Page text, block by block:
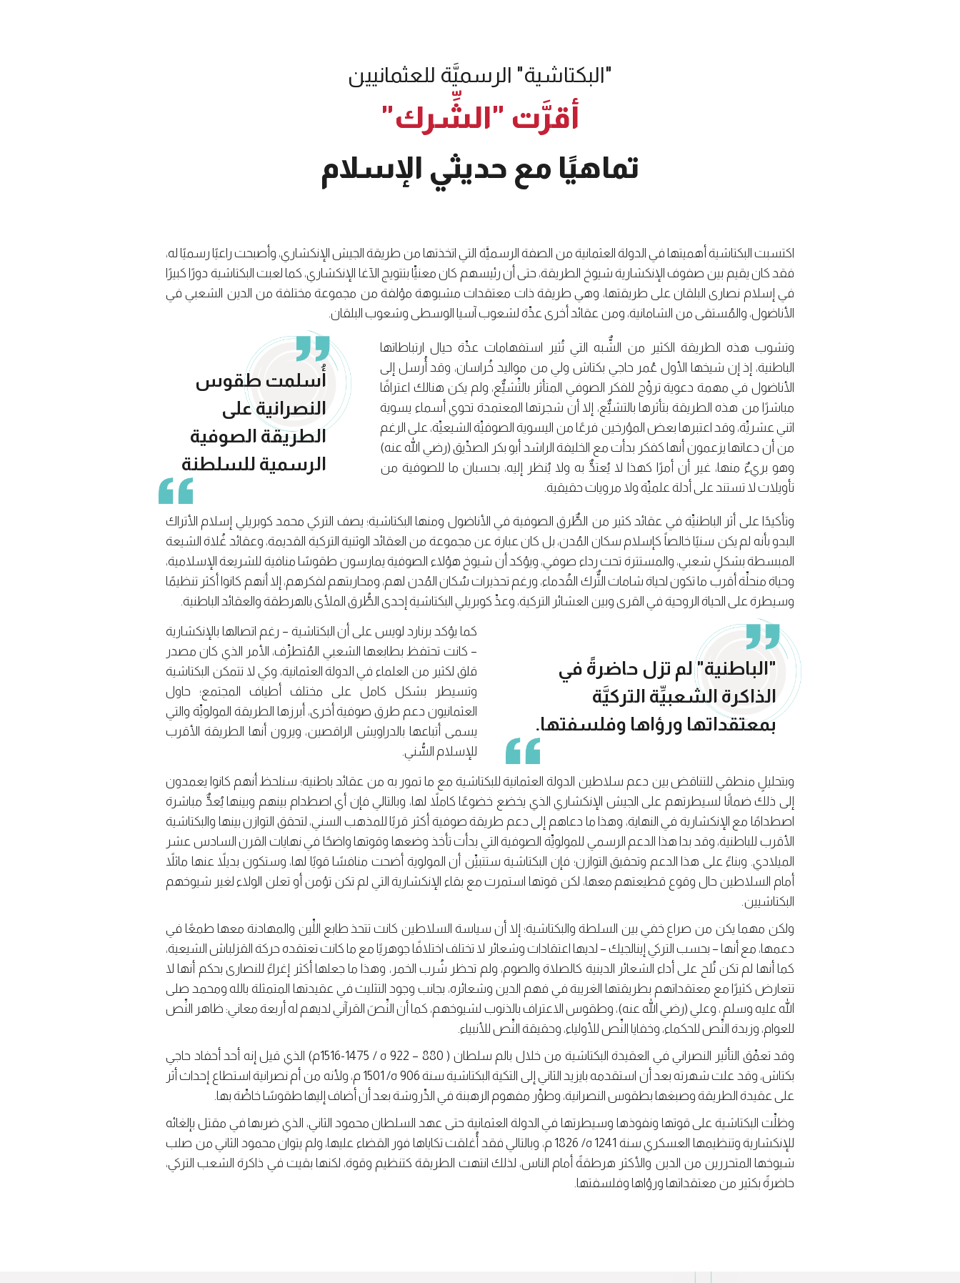
"البكتاشية" الرسميَّة للعثمانيين
أقرَّت "الشِّرك"
تماهيًا مع حديثي الإسلام
اكتسبت البكتاشية أهميتها في الدولة العثمانية من الصفة الرسميَّة التي اتخذتها من طريقة الجيش الإنكشاري، وأصبحت راعيًا رسميًا له،
فقد كان يقيم بين صفوف الإنكشارية شيوخ الطريقة، حتى أن رئيسهم كان معنيٍّا بتتويج الآغا الإنكشاري، كما لعبت البكتاشية دورًا كبيرًا
في إسلام نصارى البلقان على طريقتها، وهي طريقة ذات معتقدات مشبوهة مؤلفة من مجموعة مختلفة من الدين الشعبي في
الأناضول، والمُستقى من الشامانية، ومن عقائد أخرى عدِّة لشعوب آسيا الوسطى وشعوب البلقان.
وتشوب هذه الطريقة الكثير من الشٌّبه التي تُثير استفهامات عدِّة حيال ارتباطاتها
الباطنية، إذ إن شيخها الأول عُمر حاجي بكتاش ولي من مواليد خُراسان، وقد أُرسل إلى
الأناضول في مهمة دعوية تروِّج للفكر الصوفي المتأثر بالتِّشيٌّع، ولم يكن هنالك اعترافًا
مباشرًا من هذه الطريقة بتأثرها بالتشيٌّع، إلا أن شجرتها المعتمدة تحوي أسماء يسوية
اثني عشريِّة، وقد اعتبرها بعض المؤرخين فرعًا من اليسوية الصوفيِّة الشيعيِّة، على الرغم
من أن دعاتها يزعمون أنها كفكر بدأت مع الخليفة الراشد أبو بكر الصدِّيق (رضي الله عنه)
وهو بريءٌ منها، غير أن أمرًا كهذا لا يُعتدٌّ به ولا يُنظر إليه، بحسبان ما للصوفية من
تأويلات لا تستند على أدلة علميِّة ولا مرويات حقيقية.
أُسلمت طقوس
النصرانية على
الطريقة الصوفية
الرسمية للسلطنة
وتأكيدًا على أثر الباطنيِّة في عقائد كثير من الطٌّرق الصوفية في الأناضول ومنها البكتاشية؛ يصف التركي محمد كوبريلي إسلام الأتراك
البدو بأنه لم يكن سنيًا خالصاً كإسلام سكان المُدن، بل كان عبارة عن مجموعة من العقائد الوثنية التركية القديمة، وعقائد غُلاة الشيعة
المبسطة بشكلٍ شعبي، والمستترة تحت رداء صوفي، ويؤكد أن شيوخ هؤلاء الصوفية يمارسون طقوسًا منافية للشريعة الإسلامية،
وحياة منحلِّة أقرب ما تكون لحياة شامات التٌّرك القُدماء، ورغم تحذيرات سُكان المُدن لهم، ومحاربتهم لفكرهم، إلا أنهم كانوا أكثر تنظيمًا
وسيطرة على الحياة الروحية في القرى وبين العشائر التركية، وعدِّ كوبريلي البكتاشية إحدى الطُّرق الملأى بالهرطقة والعقائد الباطنية.
"الباطنية" لم تزل حاضرةً في
الذاكرة الشعبيِّة التركيَّة
بمعتقداتها ورؤاها وفلسفتها.
كما يؤكد برنارد لويس على أن البكتاشية – رغم اتصالها بالإنكشارية
– كانت تحتفظ بطابعها الشعبي المُتطرِّف، الأمر الذي كان مصدر
قلق لكثير من العلماء في الدولة العثمانية، وكي لا تتمكن البكتاشية
وتسيطر بشكل كامل على مختلف أطياف المجتمع؛ حاول
العثمانيون دعم طرق صوفية أخرى، أبرزها الطريقة المولويِّة والتي
يسمى أتباعها بالدراويش الراقصين، ويرون أنها الطريقة الأقرب
للإسلام السُّني.
وبتحليلٍ منطقي للتناقض بين دعم سلاطين الدولة العثمانية للبكتاشية مع ما تمور به من عقائد باطنية؛ سنلحظ أنهم كانوا يعمدون
إلى ذلك ضمانًا لسيطرتهم على الجيش الإنكشاري الذي يخضع خضوعًا كاملاً لها، وبالتالي فإن أي اصطدام بينهم وبينها يُعدٌّ مباشرة
اصطدامًا مع الإنكشارية في النهاية، وهذا ما دعاهم إلى دعم طريقة صوفية أكثر قربًا للمذهب السني، لتحقق التوازن بينها والبكتاشية
الأقرب للباطنية، وقد بدا هذا الدعم الرسمي للمولويِّة الصوفية التي بدأت تأخذ وضعها وقوتها واضحًا في نهايات القرن السادس عشر
الميلادي. وبناءً على هذا الدعم وتحقيق التوازن؛ فإن البكتاشية ستتبيِّن أن المولوية أضحت منافسًا قويًا لها، وستكون بديلاً عنها ماثلاً
أمام السلاطين حال وقوع قطيعتهم معها، لكن قوتها استمرت مع بقاء الإنكشارية التي لم تكن تؤمن أو تعلن الولاء لغير شيوخهم
البكتاشيين.
ولكن مهما يكن من صراع خفي بين السلطة والبكتاشية؛ إلا أن سياسة السلاطين كانت تتحذ طابع اللِّين والمهادنة معها طمعًا في
دعمها، مع أنها – بحسب التركي إينالجيك – لديها اعتقادات وشعائر لا تختلف اختلافًا جوهريًا مع ما كانت تعتقده حركة القزلباش الشيعية،
كما أنها لم تكن تُلح على أداء الشعائر الدينية كالصلاة والصوم، ولم تحظر شُرب الخمر، وهذا ما جعلها أكثر إغراءً للنصارى بحكم أنها لا
تتعارض كثيرًا مع معتقداتهم بطريقتها الغريبة في فهم الدين وشعائره، بجانب وجود التثليث في عقيدتها المتمثلة بالله ومحمد صلى
الله عليه وسلم ، وعلي (رضي الله عنه)، وطقوس الاعتراف بالذنوب لشيوخهم، كما أن النِّصَ القرآني لديهم له أربعة معاني: ظاهر النِّص
للعوام، وزبدة النِّص للحكماء، وخفايا النِّص للأولياء، وحقيقة النِّص للأنبياء.
وقد تعمِّق التأثير النصراني في العقيدة البكتاشية من خلال بالم سلطان ( 880 – 922 ه / 1475-1516م) الذي قيل إنه أحد أحفاد حاجي
بكتاش، وقد علت شهرته بعد أن استقدمه بايزيد الثاني إلى التكية البكتاشية سنة 906 ه/ 1501 م، ولأنه من أم نصرانية استطاع إحداث أثر
على عقيدة الطريقة وصبغها بطقوس النصرانية، وطوِّر مفهوم الرهبنة في الدِّروشة بعد أن أضاف إليها طقوسًا خاصِّة بها.
وظلِّت البكتاشية على قوتها ونفوذها وسيطرتها في الدولة العثمانية حتى عهد السلطان محمود الثاني، الذي ضربها في مقتل بإلغائه
للإنكشارية وتنظيمها العسكري سنة 1241 ه/ 1826 م، وبالتالي فقد أُغلقت تكاياها فور القضاء عليها، ولم يتوان محمود الثاني من صلب
شيوخها المتحررين من الدين والأكثر هرطقةً أمام الناس، لذلك انتهت الطريقة كتنظيم وقوة، لكنها بقيت في ذاكرة الشعب التركي،
حاضرةً بكثير من معتقداتها ورؤاها وفلسفتها.